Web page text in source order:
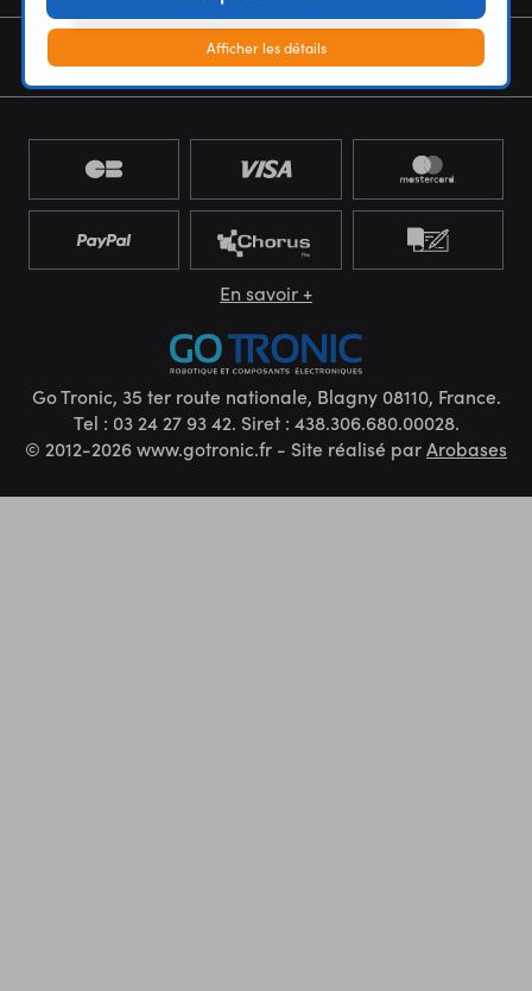
NEWSLETTER
En savoir +
Go Tronic, 35 ter route nationale, Blagny 08110, France.
Tel : 03 24 27 93 42. Siret : 438.306.680.00028.
© 2012-2026 www.gotronic.fr - Site réalisé parArobases
Afficher les détails